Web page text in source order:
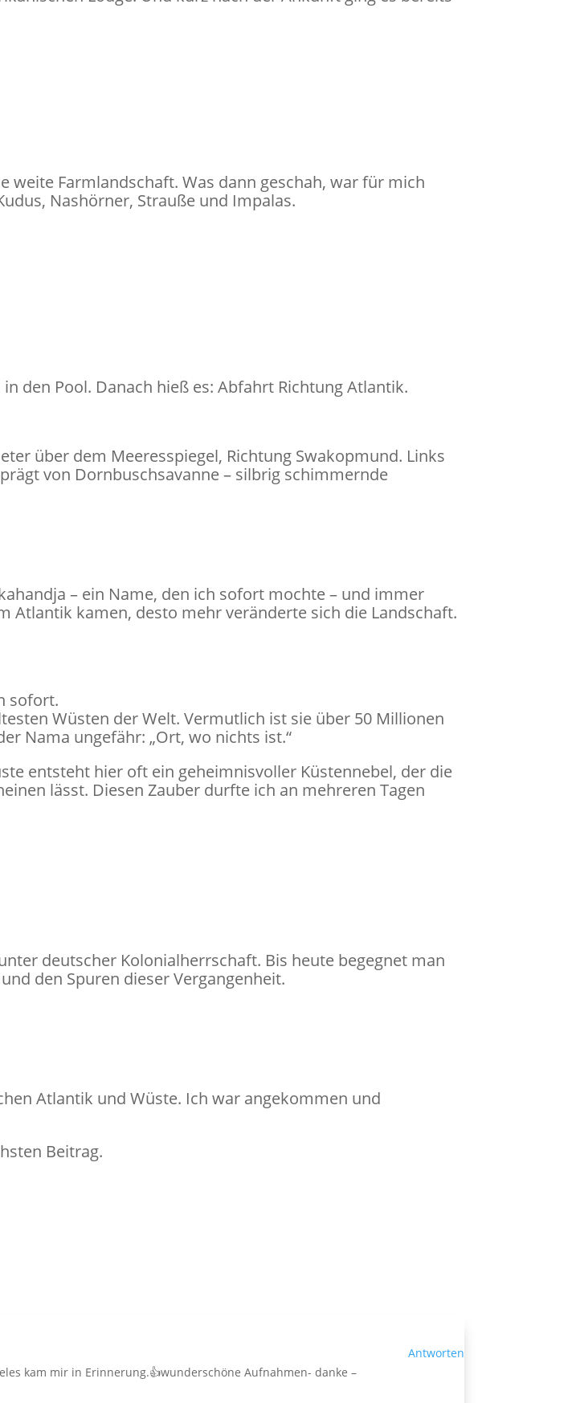
Farmlandschaft. Was dann geschah, war für mich
Nashörner, Strauße und Impalas.
den Pool. Danach hieß es: Abfahrt Richtung Atlantik.
über dem Meeresspiegel, Richtung Swakopmund. Links
von Dornbuschsavanne – silbrig schimmernde
– ein Name, den ich sofort mochte – und immer
Atlantik kamen, desto mehr veränderte sich die Landschaft.
sofort.
Wüsten der Welt. Vermutlich ist sie über 50 Millionen
Nama ungefähr: „Ort, wo nichts ist.“
entsteht hier oft ein geheimnisvoller Küstennebel, der die
lässt. Diesen Zauber durfte ich an mehreren Tagen
deutscher Kolonialherrschaft. Bis heute begegnet man
den Spuren dieser Vergangenheit.
Atlantik und Wüste. Ich war angekommen und
Beitrag.
kam mir in Erinnerung.👍wunderschöne Aufnahmen- danke –
Antworten